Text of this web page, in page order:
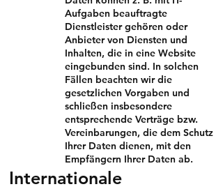
Aufgaben beauftragte
Dienstleister gehören oder
Anbieter von Diensten und
Inhalten, die in eine Website
eingebunden sind. In solchen
Fällen beachten wir die
gesetzlichen Vorgaben und
schließen insbesondere
entsprechende Verträge bzw.
Vereinbarungen, die dem Schutz
Ihrer Daten dienen, mit den
Empfängern Ihrer Daten ab.
Internationale